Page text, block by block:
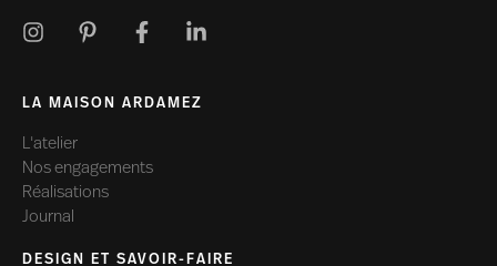
LA MAISON ARDAMEZ
L'atelier
Nos engagements
Réalisations
Journal
DESIGN ET SAVOIR-FAIRE